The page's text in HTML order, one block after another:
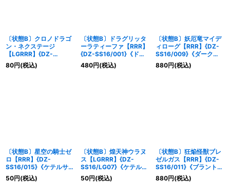
〔状態B〕クロノドラゴ
ン・ネクステージ
【LGRRR】{DZ-
SS16/LG04}《ダークス
テイツ》
80円(税込)
〔状態B〕ドラグリッタ
ーラティーファ【RRR】
{DZ-SS16/001}《ドラ
ゴンエンパイア》
480円(税込)
〔状態B〕妖厄竜マイデ
ィローグ【RRR】{DZ-
SS16/009}《ダークス
テイツ》
880円(税込)
〔状態B〕星空の騎士ゼ
ロ【RRR】{DZ-
SS16/015}《ケテルサン
クチュアリ》
50円(税込)
〔状態B〕煌天神ウラヌ
ス【LGRRR】{DZ-
SS16/LG07}《ケテルサ
ンクチュアリ》
50円(税込)
〔状態B〕狂焔怪獣ブレ
ゼルガス【RRR】{DZ-
SS16/011}《ブラントゲ
ート》
880円(税込)